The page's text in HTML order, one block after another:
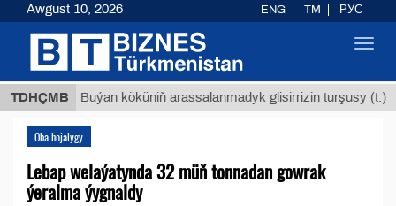
TDHÇMBBuýan köküniň arassalanmadyk glisirrizin turşusy (t.)
Oba hojalygy
Lebap welaýatynda 32 müň tonnadan gowrak
ýeralma ýygnaldy
Awgust 10, 2026 ENG TM РУС